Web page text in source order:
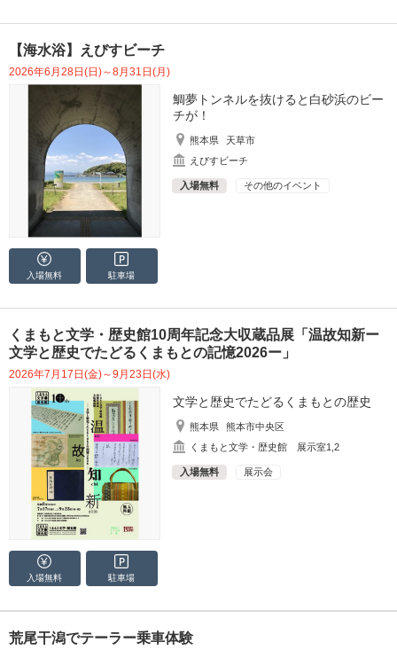
【海水浴】えびすビーチ
2026年6月28日(日)～8月31日(月)
鯛夢トンネルを抜けると白砂浜のビー
チが！
熊本県
天草市
えびすビーチ
入場無料 その他のイベント
入場無料 駐車場
くまもと文学・歴史館10周年記念大収蔵品展「温故知新ー
文学と歴史でたどるくまもとの記憶2026ー」
2026年7月17日(金)～9月23日(水)
文学と歴史でたどるくまもとの歴史
熊本県
熊本市中央区
くまもと文学・歴史館 展示室1,2
入場無料 展示会
入場無料 駐車場
荒尾干潟でテーラー乗車体験